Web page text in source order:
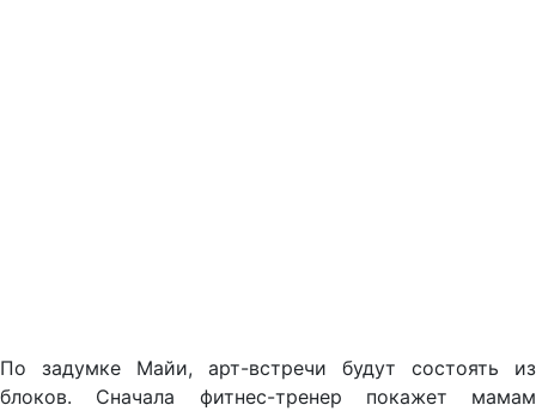
По задумке Майи, арт-встречи будут состоять из
блоков. Сначала фитнес-тренер покажет мамам